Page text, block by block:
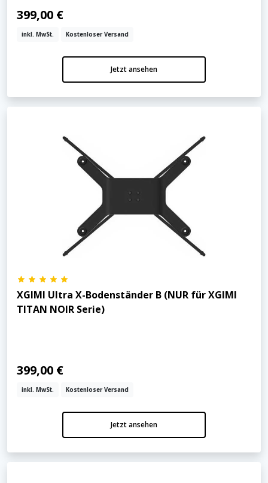
399,00 €
inkl. MwSt. Kostenloser Versand
Jetzt ansehen
XGIMI Ultra X-Bodenständer B (NUR für XGIMI
TITAN NOIR Serie)
399,00 €
inkl. MwSt. Kostenloser Versand
Jetzt ansehen